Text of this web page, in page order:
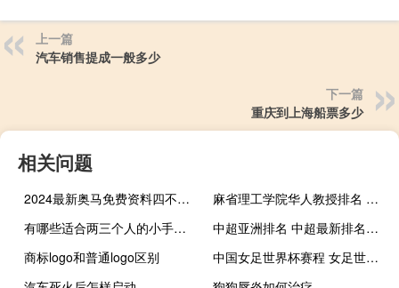
上一篇
汽车销售提成一般多少
下一篇
重庆到上海船票多少
相关问题
2024最新奥马免费资料四不像_智能AI深度解析_爱采购版v47.08.840
麻省理工学院华人教授排名 麻省理工大学世界排名
有哪些适合两三个人的小手工制作 100个简单的手工小制作
中超亚洲排名 中超最新排名出炉
商标logo和普通logo区别
中国女足世界杯赛程 女足世界杯2019时间赛程